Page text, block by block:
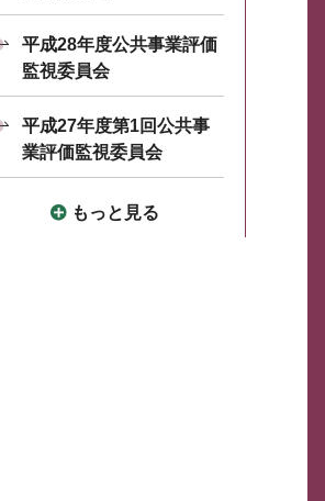
平成28年度公共事業評価
監視委員会
平成27年度第1回公共事
業評価監視委員会
もっと見る